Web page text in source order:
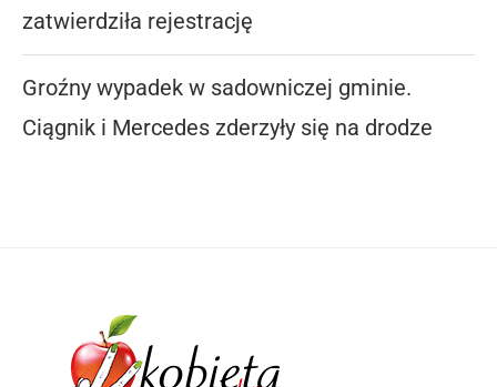
zatwierdziła rejestrację
Groźny wypadek w sadowniczej gminie.
Ciągnik i Mercedes zderzyły się na drodze